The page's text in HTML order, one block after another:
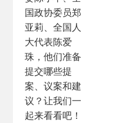
国政协委员郑
亚莉、全国人
大代表陈爱
珠，他们准备
提交哪些提
案、议案和建
议？让我们一
起来看看吧！